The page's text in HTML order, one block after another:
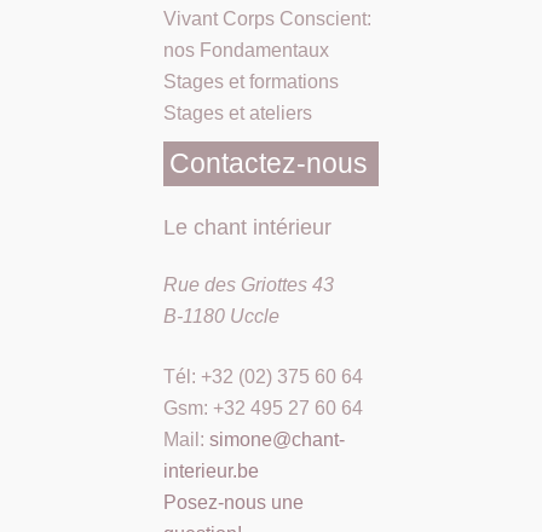
Vivant Corps Conscient:
nos Fondamentaux
Stages et formations
Stages et ateliers
Contactez-nous
Le chant intérieur
Rue des Griottes 43
B-1180 Uccle
Tél: +32 (02) 375 60 64
Gsm: +32 495 27 60 64
Mail: simone@chant-
interieur.be
Posez-nous une